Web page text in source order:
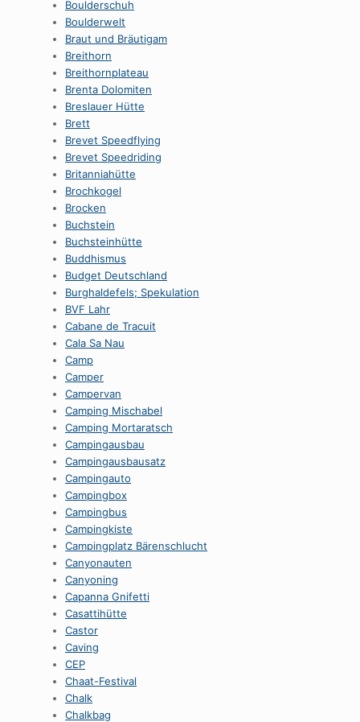
Boulderschuh
Boulderwelt
Braut und Bräutigam
Breithorn
Breithornplateau
Brenta Dolomiten
Breslauer Hütte
Brett
Brevet Speedflying
Brevet Speedriding
Britanniahütte
Brochkogel
Brocken
Buchstein
Buchsteinhütte
Buddhismus
Budget Deutschland
Burghaldefels; Spekulation
BVF Lahr
Cabane de Tracuit
Cala Sa Nau
Camp
Camper
Campervan
Camping Mischabel
Camping Mortaratsch
Campingausbau
Campingausbausatz
Campingauto
Campingbox
Campingbus
Campingkiste
Campingplatz Bärenschlucht
Canyonauten
Canyoning
Capanna Gnifetti
Casattihütte
Castor
Caving
CEP
Chaat-Festival
Chalk
Chalkbag